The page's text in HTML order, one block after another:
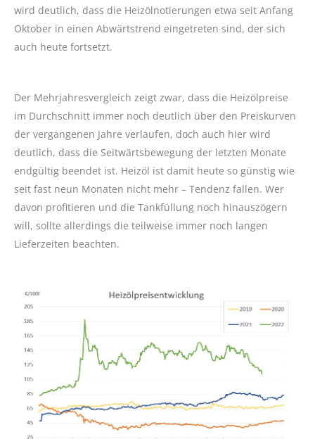
wird deutlich, dass die Heizölnotierungen etwa seit Anfang
Oktober in einen Abwärtstrend eingetreten sind, der sich
auch heute fortsetzt.
Der Mehrjahresvergleich zeigt zwar, dass die Heizölpreise
im Durchschnitt immer noch deutlich über den Preiskurven
der vergangenen Jahre verlaufen, doch auch hier wird
deutlich, dass die Seitwärtsbewegung der letzten Monate
endgültig beendet ist. Heizöl ist damit heute so günstig wie
seit fast neun Monaten nicht mehr – Tendenz fallen. Wer
davon profitieren und die Tankfüllung noch hinauszögern
will, sollte allerdings die teilweise immer noch langen
Lieferzeiten beachten.